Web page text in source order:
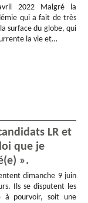
2022 Malgré la
qui a fait de très
surface du globe, qui
la vie et…
LR et
que je
».
dimanche 9 juin
Ils se disputent les
à pourvoir, soit une